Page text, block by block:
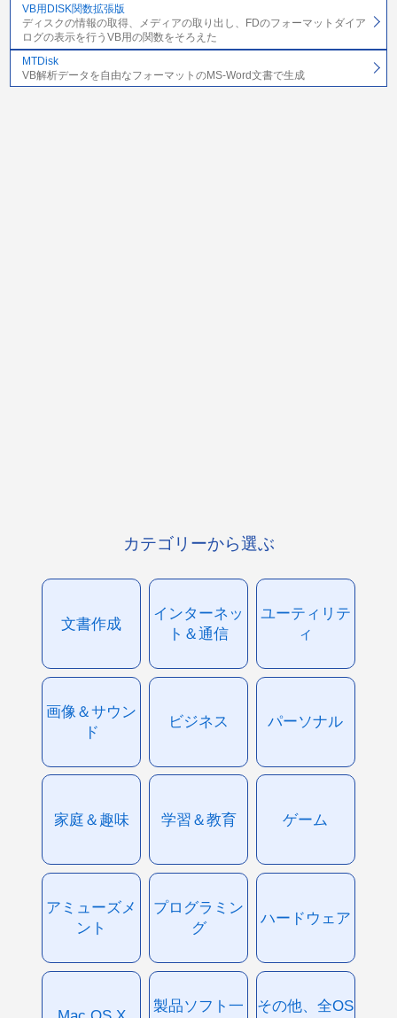
VB用DISK関数拡張版
ディスクの情報の取得、メディアの取り出し、FDのフォーマットダイア
ログの表示を行うVB用の関数をそろえた
MTDisk
VB解析データを自由なフォーマットのMS-Word文書で生成
カテゴリーから選ぶ
文書作成
インターネッ
ト＆通信
ユーティリテ
ィ
画像＆サウン
ド
ビジネス パーソナル
家庭＆趣味 学習＆教育 ゲーム
アミューズメ
ント
プログラミン
グ
ハードウェア
製品ソフト一
その他、全OS